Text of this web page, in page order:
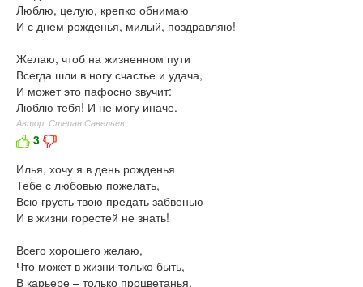
Люблю, целую, крепко обнимаю
И с днем рожденья, милый, поздравляю!
Желаю, чтоб на жизненном пути
Всегда шли в ногу счастье и удача,
И может это пафосно звучит:
Люблю тебя! И не могу иначе.
Автор: Степан Савельев
3
Илья, хочу я в день рожденья
Тебе с любовью пожелать,
Всю грусть твою предать забвенью
И в жизни горестей не знать!
Всего хорошего желаю,
Что может в жизни только быть,
В карьере – только процветанья,